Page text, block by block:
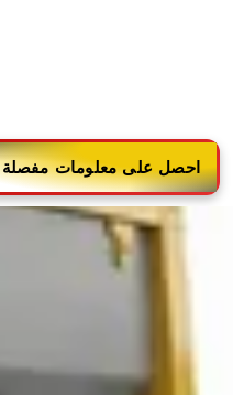
احصل على معلومات مفصلة